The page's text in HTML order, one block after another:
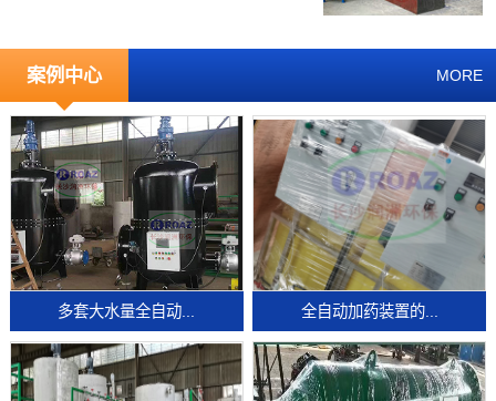
案例中心 MORE
多套大水量全自动... 全自动加药装置的...